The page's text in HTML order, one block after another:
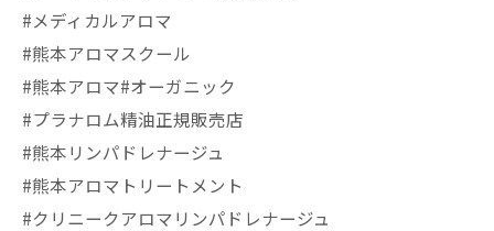
#メディカルアロマ
#熊本アロマスクール
#熊本アロマ#オーガニック
#プラナロム精油正規販売店
#熊本リンパドレナージュ
#熊本アロマトリートメント
#クリニークアロマリンパドレナージュ